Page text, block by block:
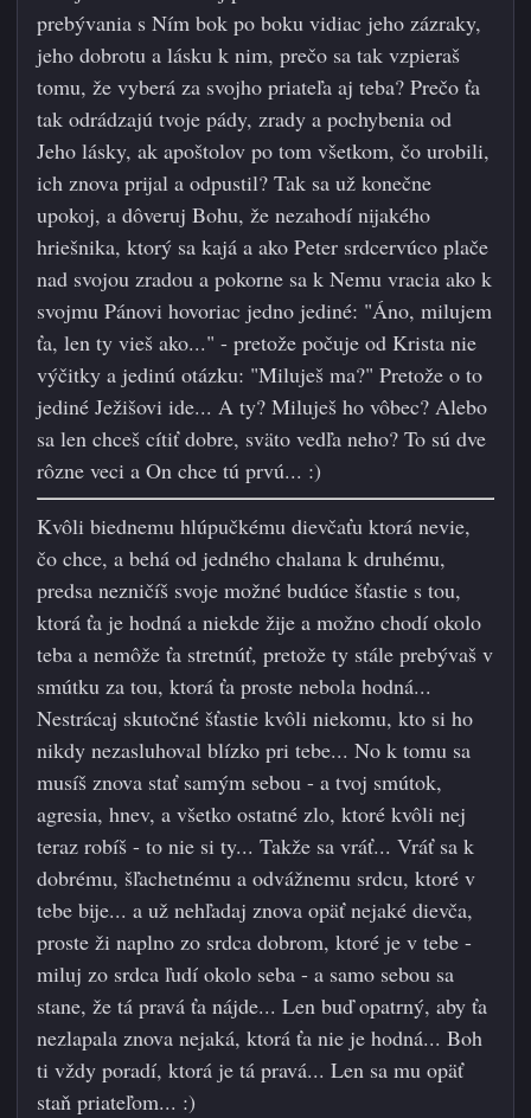
prebývania s Ním bok po boku vidiac jeho zázraky,
jeho dobrotu a lásku k nim, prečo sa tak vzpieraš
tomu, že vyberá za svojho priateľa aj teba? Prečo ťa
tak odrádzajú tvoje pády, zrady a pochybenia od
Jeho lásky, ak apoštolov po tom všetkom, čo urobili,
ich znova prijal a odpustil? Tak sa už konečne
upokoj, a dôveruj Bohu, že nezahodí nijakého
hriešnika, ktorý sa kajá a ako Peter srdcervúco plače
nad svojou zradou a pokorne sa k Nemu vracia ako k
svojmu Pánovi hovoriac jedno jediné: "Áno, milujem
ťa, len ty vieš ako..." - pretože počuje od Krista nie
výčitky a jedinú otázku: "Miluješ ma?" Pretože o to
jediné Ježišovi ide... A ty? Miluješ ho vôbec? Alebo
sa len chceš cítiť dobre, sväto vedľa neho? To sú dve
rôzne veci a On chce tú prvú... :)
Kvôli biednemu hlúpučkému dievčaťu ktorá nevie,
čo chce, a behá od jedného chalana k druhému,
predsa nezničíš svoje možné budúce šťastie s tou,
ktorá ťa je hodná a niekde žije a možno chodí okolo
teba a nemôže ťa stretnúť, pretože ty stále prebývaš v
smútku za tou, ktorá ťa proste nebola hodná...
Nestrácaj skutočné šťastie kvôli niekomu, kto si ho
nikdy nezasluhoval blízko pri tebe... No k tomu sa
musíš znova stať samým sebou - a tvoj smútok,
agresia, hnev, a všetko ostatné zlo, ktoré kvôli nej
teraz robíš - to nie si ty... Takže sa vráť... Vráť sa k
dobrému, šľachetnému a odvážnemu srdcu, ktoré v
tebe bije... a už nehľadaj znova opäť nejaké dievča,
proste ži naplno zo srdca dobrom, ktoré je v tebe -
miluj zo srdca ľudí okolo seba - a samo sebou sa
stane, že tá pravá ťa nájde... Len buď opatrný, aby ťa
nezlapala znova nejaká, ktorá ťa nie je hodná... Boh
ti vždy poradí, ktorá je tá pravá... Len sa mu opäť
staň priateľom... :)